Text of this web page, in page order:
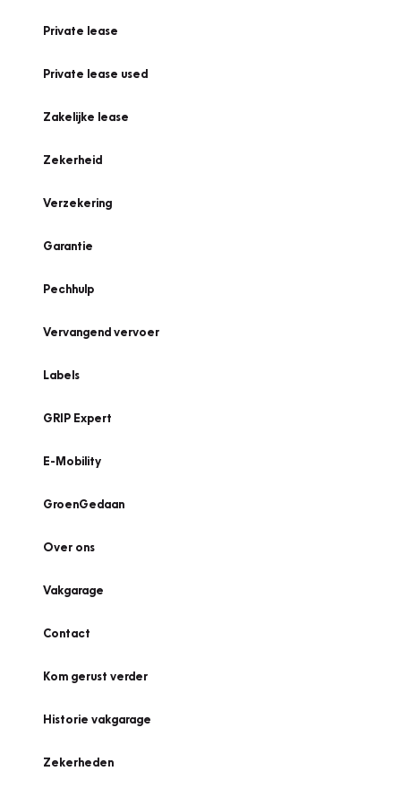
Private lease
Private lease used
Zakelijke lease
Zekerheid
Verzekering
Garantie
Pechhulp
Vervangend vervoer
Labels
GRIP Expert
E-Mobility
GroenGedaan
Over ons
Vakgarage
Contact
Kom gerust verder
Historie vakgarage
Zekerheden